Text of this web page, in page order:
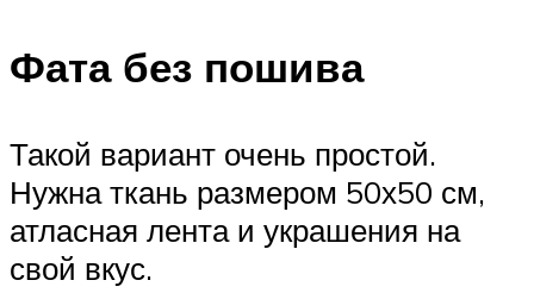
Фата без пошива
Такой вариант очень простой.
Нужна ткань размером 50х50 см,
атласная лента и украшения на
свой вкус.